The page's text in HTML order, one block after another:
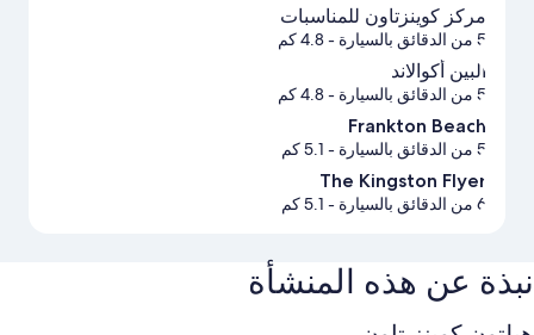
مركز كوينزتاون للمناسبات
5 من الدقائق بالسيارة - 4.8 كم
ألبين أكوالاند
5 من الدقائق بالسيارة - 4.8 كم
Frankton Beach
5 من الدقائق بالسيارة - 5.1 كم
The Kingston Flyer
6 من الدقائق بالسيارة - 5.1 كم
نبذة عن هذه المنشأة